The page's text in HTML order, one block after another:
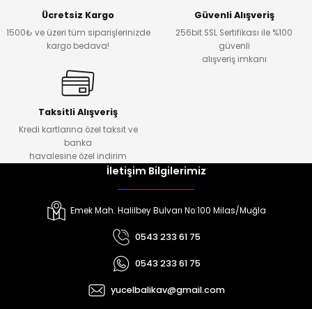
Ücretsiz Kargo
1500₺ ve üzeri tüm siparişlerinizde
kargo bedava!
Güvenli Alışveriş
256bit SSL Sertifikası ile %100
güvenli
alışveriş imkanı
Taksitli Alışveriş
Kredi kartlarına özel taksit ve
banka
havalesine özel indirim
İletişim Bilgilerimiz
Emek Mah. Halilbey Bulvarı No:100 Milas/Muğla
0543 233 61 75
0543 233 61 75
yucelbalikav@gmail.com